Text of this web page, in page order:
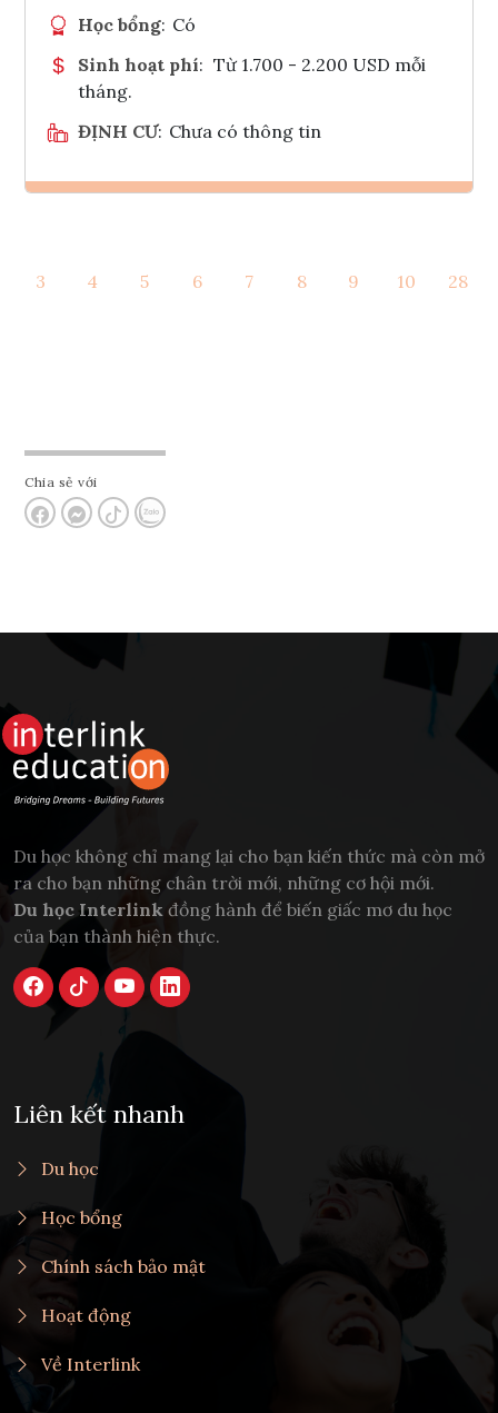
Học bổng: Có
Sinh hoạt phí: Từ 1.700 - 2.200 USD mỗi
tháng.
ĐỊNH CƯ: Chưa có thông tin
Tham vấn Interlink
3 4 5 6 7 8 9 10 28
Chia sẻ với
Du học không chỉ mang lại cho bạn kiến thức mà còn mở
ra cho bạn những chân trời mới, những cơ hội mới.
Du học Interlink đồng hành để biến giấc mơ du học
của bạn thành hiện thực.
Liên kết nhanh
Du học
Học bổng
Chính sách bảo mật
Hoạt động
Về Interlink